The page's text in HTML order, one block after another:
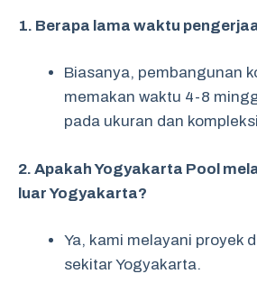
1. Berapa lama waktu
Biasanya, pembangunan
memakan waktu 4-8
pada ukuran dan
2. Apakah Yogyakarta Pool
luar Yogyakarta?
Ya, kami melayani proyek
sekitar Yogyakarta.